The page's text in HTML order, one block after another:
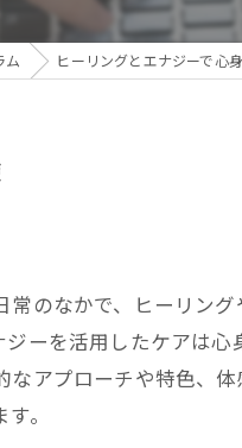
メンタル
ム ヒーリングとエナジーで心
のなかで、ヒーリン
ーを活用したケアは
アプローチや特色、
。